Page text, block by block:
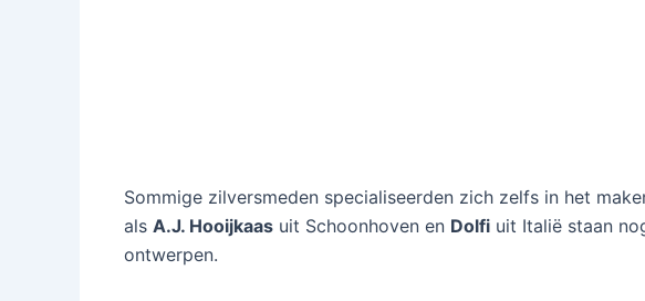
Sommige zilversmeden specialiseerden zich zelfs in het
als A.J. Hooijkaas uit Schoonhoven en Dolfi uit Italië staan
ontwerpen.